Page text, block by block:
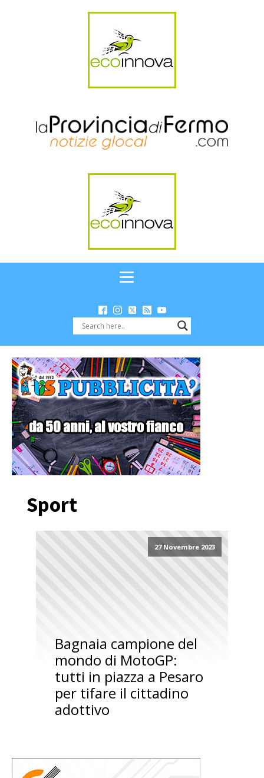
Sport
27 Novembre 2023
Bagnaia campione del
mondo di MotoGP:
tutti in piazza a Pesaro
per tifare il cittadino
adottivo